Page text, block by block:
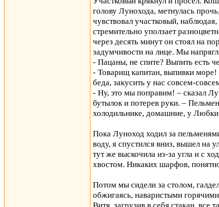
голову Лунохода, метнулась
чувствовал участковый,
стремительно уползает
через десять минут он стоял на
задумчивости на лице. Мы
- Пацаны, не спите? Выпить есть
- Товарищ капитан, выпивки
беда, закусить у нас совсем-
- Ну, это мы поправим! – сказал
бутылок и потерев руки. –
холодильнике, домашние, у
Пока Луноход ходил за
воду, я спустился вниз, вышел на
тут же выскочила из-за угла и с
хвостом. Никаких шарфов,
Потом мы сидели за столом,
обжигаясь, наваристыми
Витя, загрузив в себя стакан, все